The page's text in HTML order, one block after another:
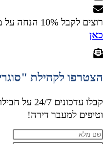
רוצים לקבל 10% הנחה על מגוון מוצרים באתר?
כאן
הצטרפו לקהילת
קבלו
וטיפים למעבר דירה!